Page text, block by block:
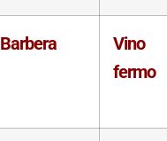
Barbera
Vino
fermo